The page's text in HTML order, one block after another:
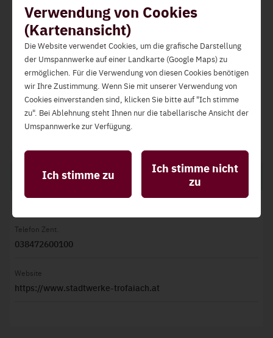
PLZ
8793
Trofaiach
Land
Österreich
Telefon und Internet
Telefon Zent.
038472600100
Website
https://www.stadtwerke-trofaiach.at
Verwendung von Cookies
(Kartenansicht)
Die Website verwendet Cookies, um die grafische Darstellung
der Umspannwerke auf einer Landkarte (Google Maps) zu
ermöglichen. Für die Verwendung von diesen Cookies benötigen
wir Ihre Zustimmung. Wenn Sie mit unserer Verwendung von
Cookies einverstanden sind, klicken Sie bitte auf "Ich stimme
zu". Bei Ablehnung steht Ihnen nur die tabellarische Ansicht der
Umspannwerke zur Verfügung.
zur Qualitätssicherung und Verbesserung der
Diese stellen grundlegende Funktionen der Website
sicher und können daher nicht deaktiviert werden.
Ich stimme zu
Ich stimme nicht
zu